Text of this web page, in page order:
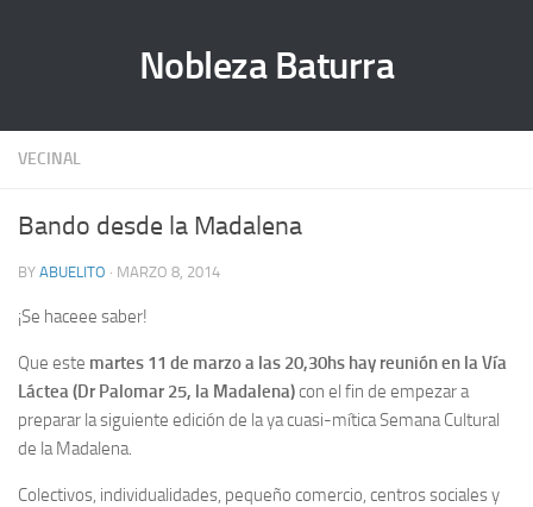
Nobleza Baturra
VECINAL
Bando desde la Madalena
BY ABUELITO · MARZO 8, 2014
¡Se haceee saber!
Que este martes 11 de marzo a las 20,30hs hay reunión en la Vía
Láctea (Dr Palomar 25, la Madalena)con el fin de empezar a
preparar la siguiente edición de la ya cuasi-mítica Semana Cultural
de la Madalena.
Colectivos, individualidades, pequeño comercio, centros sociales y